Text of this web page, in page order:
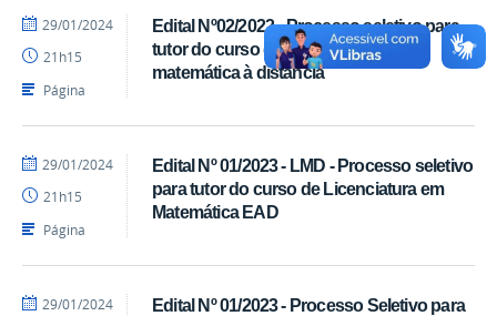
Edital Nº02/2022 - Processo seletivo para
tutor do curso de licenciatura em
matemática à distância
por
-
SEAD
publicado
29/01/2024
21h15
Página
Edital Nº 01/2023 - LMD - Processo seletivo
para tutor do curso de Licenciatura em
Matemática EAD
por
-
SEAD
publicado
29/01/2024
21h15
Página
Edital Nº 01/2023 - Processo Seletivo para
por
publicado
29/01/2024